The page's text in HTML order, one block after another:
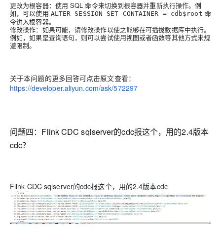
更改为根容器：使用 SQL 命令来切换到根容器并重新执行操作。例
如，可以使用 ALTER SESSION SET CONTAINER = cdb$root 命
令进入根容器。
修改操作：如果可能，请修改操作以使之能够在可插拔数据库中执行。
例如，如果是查询语句，则可以尝试使用视图或者函数等其他方式来规
避限制。
关于本问题的更多回答可点击原文查看：
https://developer.aliyun.com/ask/572297
问题四：Flink CDC sqlserver的cdc报这个，用的2.4版本
cdc？
Flink CDC sqlserver的cdc报这个，用的2.4版本cdc